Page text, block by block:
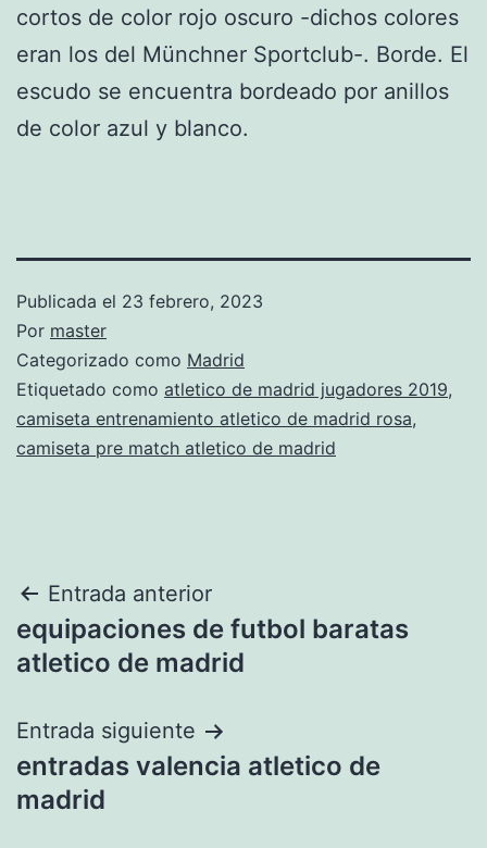
cortos de color rojo oscuro -dichos colores
eran los del Münchner Sportclub-. Borde. El
escudo se encuentra bordeado por anillos
de color azul y blanco.
Publicada el 23 febrero, 2023
Por master
Categorizado como Madrid
Etiquetado como atletico de madrid jugadores 2019,
camiseta entrenamiento atletico de madrid rosa,
camiseta pre match atletico de madrid
Navegación
de
Entrada anterior
equipaciones de futbol baratas
atletico de madrid
Entrada siguiente
entradas valencia atletico de
madrid